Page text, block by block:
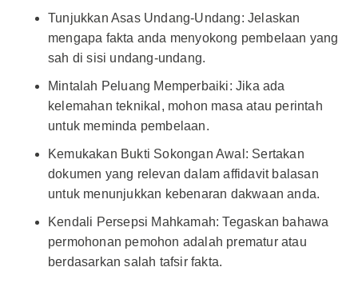
Tunjukkan Asas Undang-Undang: Jelaskan
mengapa fakta anda menyokong pembelaan yang
sah di sisi undang-undang.
Mintalah Peluang Memperbaiki: Jika ada
kelemahan teknikal, mohon masa atau perintah
untuk meminda pembelaan.
Kemukakan Bukti Sokongan Awal: Sertakan
dokumen yang relevan dalam affidavit balasan
untuk menunjukkan kebenaran dakwaan anda.
Kendali Persepsi Mahkamah: Tegaskan bahawa
permohonan pemohon adalah prematur atau
berdasarkan salah tafsir fakta.